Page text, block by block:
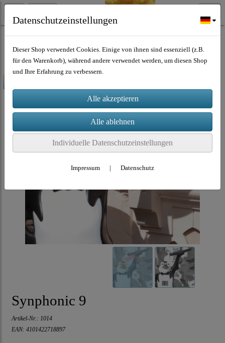
Musik Download
Synphonic 9
Artikel-Nr.: 1014
EAN: 4101422718897
Datenschutzeinstellungen
Dieser Shop verwendet Cookies. Einige von ihnen sind essenziell (z.B.
für den Warenkorb), während andere verwendet werden, um diesen Shop
und Ihre Erfahrung zu verbessern.
Individuelle Datenschutzeinstellungen
Impressum | Datenschutz